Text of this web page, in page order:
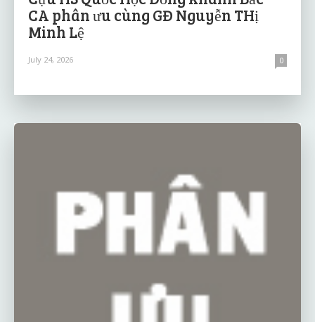
CA phân ưu cùng GĐ Nguyễn THị
Minh Lệ
July 24, 2026 0